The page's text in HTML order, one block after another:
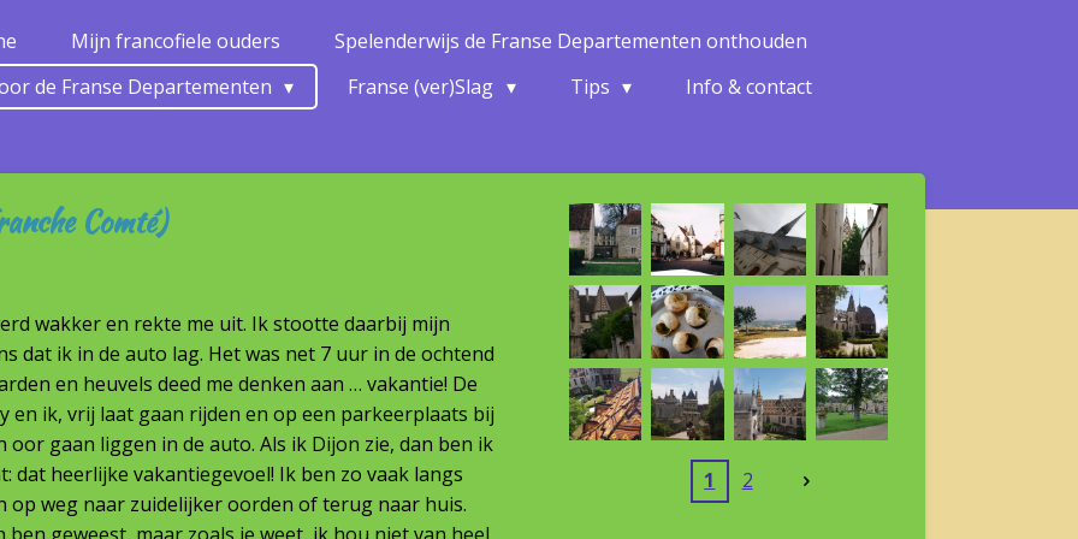
Mijn francofiele ouders
Spelenderwijs de Franse Departementen onthouden
de Franse Departementen
Franse (ver)Slag Tips
Info & contact
Comté)
wakker en rekte me uit. Ik stootte daarbij mijn
dat ik in de auto lag. Het was net 7 uur in de ochtend
en heuvels deed me denken aan … vakantie! De
en ik, vrij laat gaan rijden en op een parkeerplaats bij
oor gaan liggen in de auto. Als ik Dijon zie, dan ben ik
dat heerlijke vakantiegevoel! Ik ben zo vaak langs
op weg naar zuidelijker oorden of terug naar huis.
1 2